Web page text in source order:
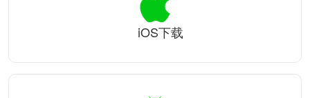
iOS下载